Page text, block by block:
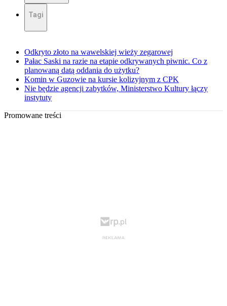
Tagi
Odkryto złoto na wawelskiej wieży zegarowej
Pałac Saski na razie na etapie odkrywanych piwnic. Co z
planowaną datą oddania do użytku?
Komin w Guzowie na kursie kolizyjnym z CPK
Nie będzie agencji zabytków, Ministerstwo Kultury łączy
instytuty
Promowane treści